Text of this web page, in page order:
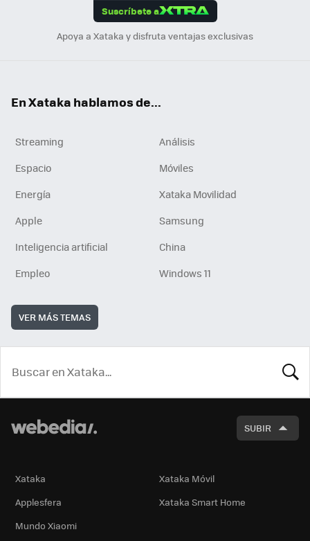
Suscríbete a
Apoya a Xataka y disfruta ventajas exclusivas
En Xataka hablamos de...
Streaming
Análisis
Espacio
Móviles
Energía
Xataka Movilidad
Apple
Samsung
Inteligencia artificial
China
Empleo
Windows 11
VER MÁS TEMAS
SUBIR
Xataka
Xataka Móvil
Applesfera
Xataka Smart Home
Mundo Xiaomi